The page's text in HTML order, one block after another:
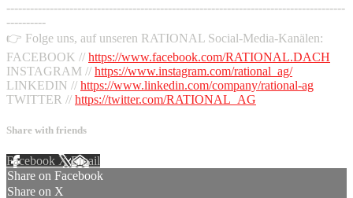
--------------------------------------------------------------------------------------
----------
👉 Folge uns, auf unseren RATIONAL Social-Media-Kanälen:
FACEBOOK // https://www.facebook.com/RATIONAL.DACH
INSTAGRAM // https://www.instagram.com/rational_ag/
LINKEDIN // https://www.linkedin.com/company/rational-ag
TWITTER // https://twitter.com/RATIONAL_AG
Share with friends
Facebook XEmail
Share on Facebook
Share on X